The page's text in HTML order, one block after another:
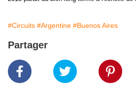
#Circuits #Argentine #Buenos Aires
Partager